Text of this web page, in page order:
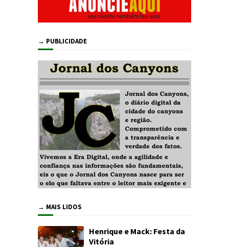
→ PUBLICIDADE
→ MAIS LIDOS
Henrique e Mack: Festa da
Vitória